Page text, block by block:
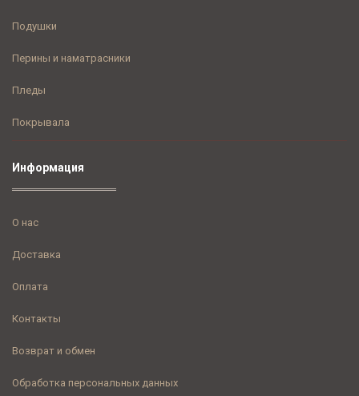
Подушки
Перины и наматрасники
Пледы
Покрывала
Информация
О нас
Доставка
Оплата
Контакты
Возврат и обмен
Обработка персональных данных